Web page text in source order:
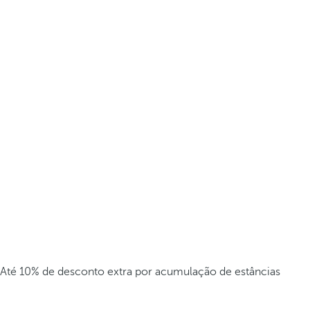
Até 10% de desconto extra por acumulação de estâncias